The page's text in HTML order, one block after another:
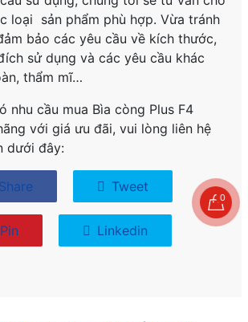
loại sản phẩm phù hợp. Vừa tránh
bảo các yêu cầu về kích thước,
sử dụng và các yêu cầu khác
thẩm mĩ…
nhu cầu mua Bìa còng Plus F4
với giá ưu đãi, vui lòng liên hệ
dưới đây:
Share Tweet
Pin Linkedin
0